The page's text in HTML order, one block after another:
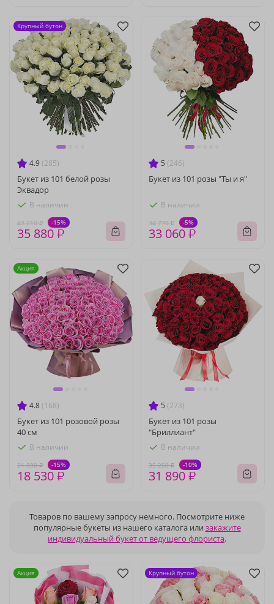
4.9 (285)
Букет из 101 белой розы
Эквадор
В наличии
42 210 ₽ -15%
35 880 ₽
Крупный бутон
5 (246)
Букет из 101 розы "Ты и я"
В наличии
34 770 ₽ -5%
33 060 ₽
4.8 (168)
Букет из 101 розовой розы
40 см
В наличии
21 800 ₽ -15%
18 530 ₽
Акция
5 (273)
Букет из 101 розы
"Бриллиант"
В наличии
35 250 ₽ -10%
31 890 ₽
Товаров по вашему запросу немного. Посмотрите ниже
популярные букеты из нашего каталога или закажите
индивидуальный букет от ведущего флориста.
Акция Крупный бутон